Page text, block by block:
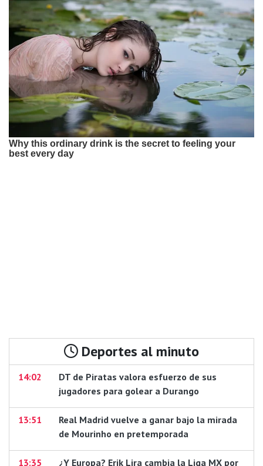
Deportes al minuto
14:02
DT de Piratas valora esfuerzo de sus
jugadores para golear a Durango
13:51
Real Madrid vuelve a ganar bajo la mirada
de Mourinho en pretemporada
13:35 ¿Y Europa? Erik Lira cambia la Liga MX por